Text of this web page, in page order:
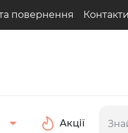
повернення Контакти
Акції